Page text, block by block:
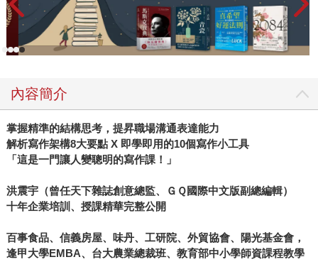
內容簡介
掌握精準的結構思考，提昇職場溝通表達能力
解析寫作架構8大要點 X 即學即用的10個寫作小工具
「這是一門讓人變聰明的寫作課！」
洪震宇（曾任天下雜誌創意總監、ＧＱ國際中文版副總編輯）
十年企業培訓、授課精華完整公開
百事食品、信義房屋、味丹、工研院、外貿協會、陽光基金會，
逢甲大學EMBA、台大農業總裁班、教育部中小學師資課程教學